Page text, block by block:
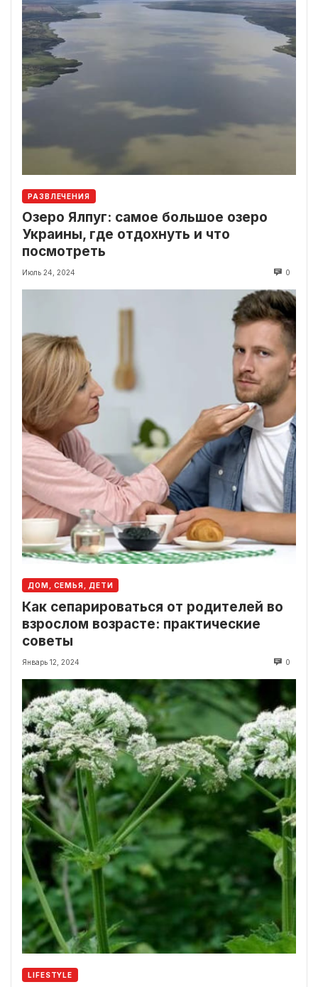
РАЗВЛЕЧЕНИЯ
Озеро Ялпуг: самое большое озеро
Украины, где отдохнуть и что
посмотреть
Июль 24, 2024 0
ДОМ, СЕМЬЯ, ДЕТИ
Как сепарироваться от родителей во
взрослом возрасте: практические
советы
Январь 12, 2024 0
LIFESTYLE